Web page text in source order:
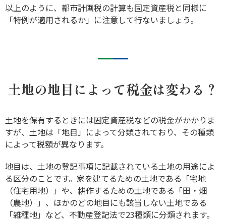
以上のように、都市計画税の計算も固定資産税と同様に
「特例が適用されるか」に注意して行ないましょう。
土地の地目によって税金は変わる？
土地を保有するときには固定資産税などの税金がかかりま
すが、土地は「地目」によって分類されており、その種類
によって税額が異なります。
地目は、土地の登記事項に記載されている土地の用途によ
る区分のことです。家を建てるための土地である「宅地
（住宅用地）」や、耕作するための土地である「田・畑
（農地）」、ほかのどの地目にも該当しない土地である
「雑種地」など、不動産登記法で23種類に分類されます。